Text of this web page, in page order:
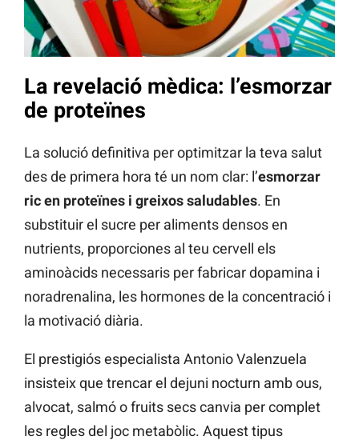
La revelació mèdica: l’esmorzar
de proteïnes
La solució definitiva per optimitzar la teva salut
des de primera hora té un nom clar: l’esmorzar
ric en proteïnes i greixos saludables. En
substituir el sucre per aliments densos en
nutrients, proporciones al teu cervell els
aminoàcids necessaris per fabricar dopamina i
noradrenalina, les hormones de la concentració i
la motivació diària.
El prestigiós especialista Antonio Valenzuela
insisteix que trencar el dejuni nocturn amb ous,
alvocat, salmó o fruits secs canvia per complet
les regles del joc metabòlic. Aquest tipus